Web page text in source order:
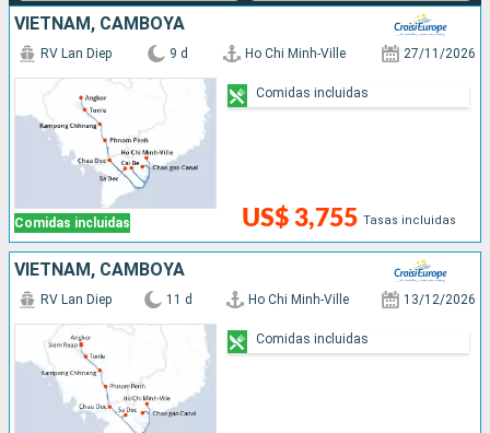
VIETNAM, CAMBOYA
Comidas incluidas
RV Lan Diep 9 d Ho Chi Minh-Ville 27/11/2026
US$ 3,755 Tasas incluidas
Comidas incluidas
VIETNAM, CAMBOYA
RV Lan Diep 11 d Ho Chi Minh-Ville 13/12/2026
Comidas incluidas